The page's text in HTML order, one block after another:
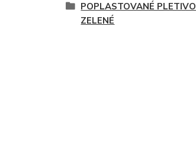
POPLASTOVANÉ PLETIVO
ZELENÉ